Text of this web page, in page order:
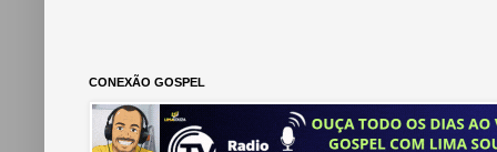
CONEXÃO GOSPEL